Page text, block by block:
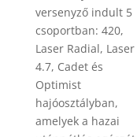
versenyző indult 5
csoportban: 420,
Laser Radial, Laser
4.7, Cadet és
Optimist
hajóosztályban,
amelyek a hazai